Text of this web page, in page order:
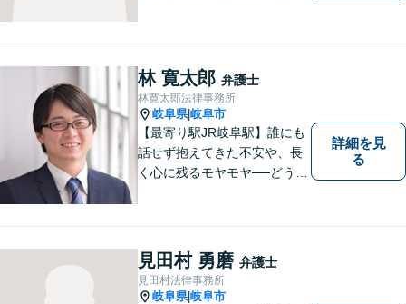
す。お気軽にご相談を！【著
書多数】【法テラス可】
林 寛太郎 弁護士
林寛太郎法律事務所
岐阜県|岐阜市
【最寄り駅JR岐阜駅】誰にも
話せず抱えてきた不安や、長
く心に残るモヤモヤ──どうぞ
いながら、これからの一歩を
一緒に見つけていきます。
【丁寧なヒアリング】【地域
密着型の法律事務所】
詳細を見
る
見田村 勇磨 弁護士
見田村法律事務所
岐阜県|岐阜市